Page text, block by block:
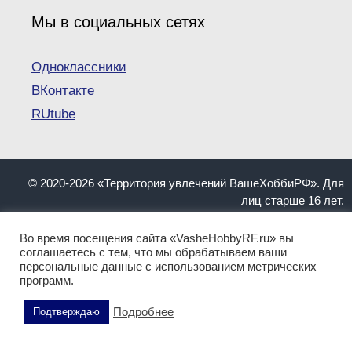
Мы в социальных сетях
Одноклассники
ВКонтакте
RUtube
© 2020-2026 «Территория увлечений ВашеХоббиРФ». Для
лиц старше 16 лет.
VasheHobbyRF.ru обязательна.
Информация, представленная на сайте, не должна
пониматься как инструкция. Имеются противопоказания.
Перед применением обратитесь к квалифицированному
Во время посещения сайта «VasheHobbyRF.ru» вы
соглашаетесь с тем, что мы обрабатываем ваши
персональные данные с использованием метрических
программ.
Подтверждаю Подробнее